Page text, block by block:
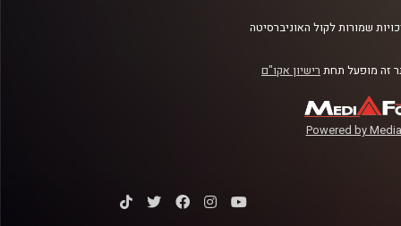
שמורות לקול האוניברסיטה
זה מופעל תחת רישיון אקו"ם
Powered by